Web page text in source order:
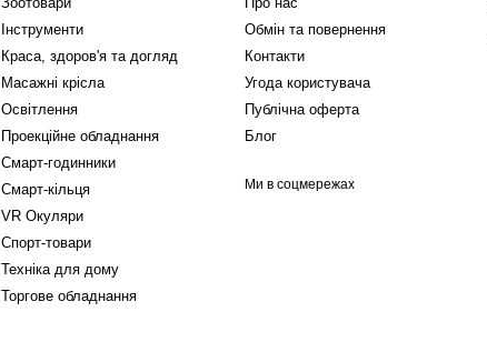
Інструменти
Краса, здоров'я та догляд
Масажні крісла
Освітлення
Проекційне обладнання
Смарт-годинники
Смарт-кільця
VR Окуляри
Спорт-товари
Техніка для дому
Торгове обладнання
Обмін та повернення
Контакти
Угода користувача
Публічна оферта
Блог
Ми в соцмережах